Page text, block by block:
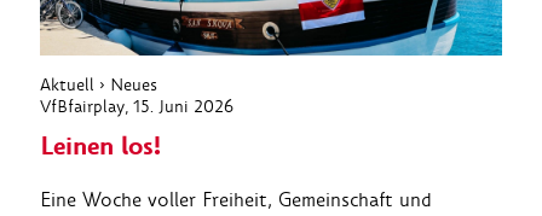
Aktuell › Neues
VfBfairplay, 15. Juni 2026
Leinen los!
Eine Woche voller Freiheit, Gemeinschaft und